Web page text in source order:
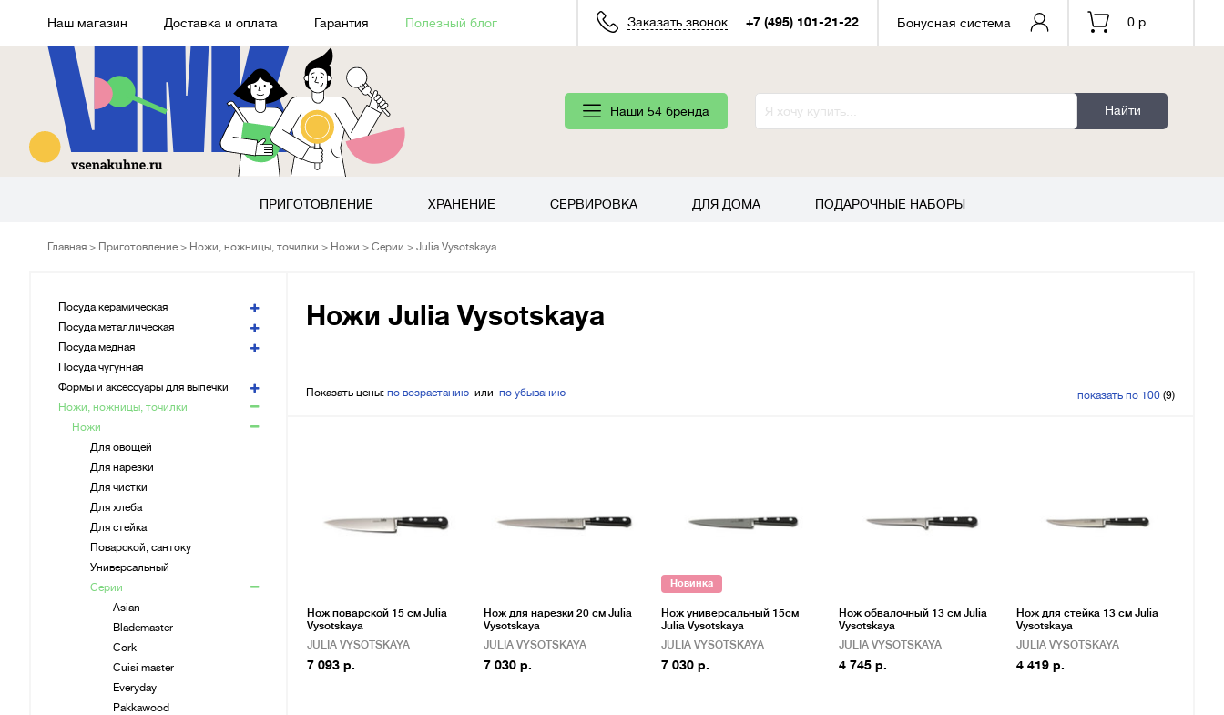
Наш магазин Доставка и оплата Гарантия Полезный блог Заказать звонок +7 (495) 101-21-22 Бонусная система 0 р.
Наши 54 бренда Найти
ПРИГОТОВЛЕНИЕ ХРАНЕНИЕ СЕРВИРОВКА ДЛЯ ДОМА ПОДАРОЧНЫЕ НАБОРЫ
Главная Приготовление Ножи, ножницы, точилки Ножи Серии Julia Vysotskaya
Посуда керамическая
Посуда металлическая
Посуда медная
Посуда чугунная
Формы и аксессуары для выпечки
Ножи, ножницы, точилки
Ножи
Для овощей
Для нарезки
Для чистки
Для хлеба
Для стейка
Поварской, сантоку
Универсальный
Серии
Asian
Blademaster
Cork
Cuisi master
Everyday
Pakkawood
Ножи Julia Vysotskaya
Показать цены: по возрастанию или по убыванию показать по 100(9)
Нож поварской 15 см Julia
Vysotskaya
JULIA VYSOTSKAYA
7 093 р.
Нож для нарезки 20 см Julia
Vysotskaya
JULIA VYSOTSKAYA
7 030 р.
Новинка
Нож универсальный 15см
Julia Vysotskaya
JULIA VYSOTSKAYA
7 030 р.
Нож обвалочный 13 см Julia
Vysotskaya
JULIA VYSOTSKAYA
4 745 р.
Нож для стейка 13 см Julia
Vysotskaya
JULIA VYSOTSKAYA
4 419 р.